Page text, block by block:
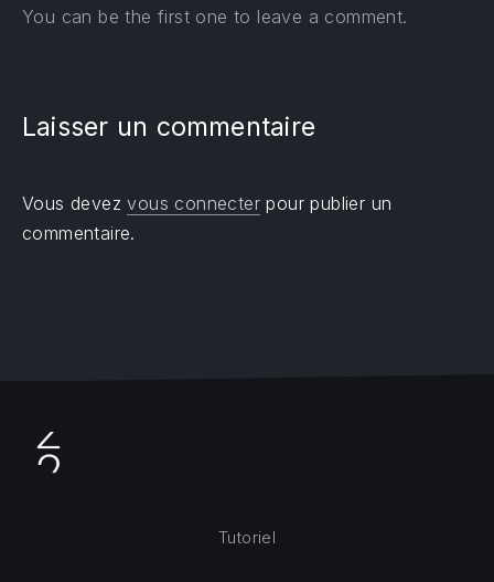
You can be the first one to leave a comment.
Laisser un commentaire
Vous devezvous connecter pour publier un
commentaire.
Tutoriel